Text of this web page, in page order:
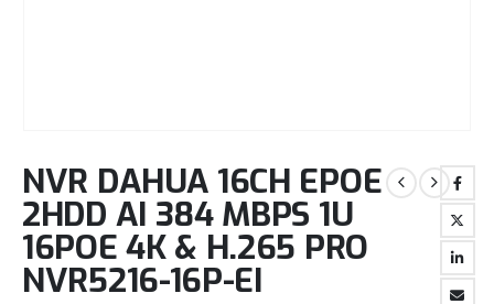
NVR DAHUA 16CH EPOE
2HDD AI 384 MBPS 1U
16POE 4K & H.265 PRO
NVR5216-16P-EI